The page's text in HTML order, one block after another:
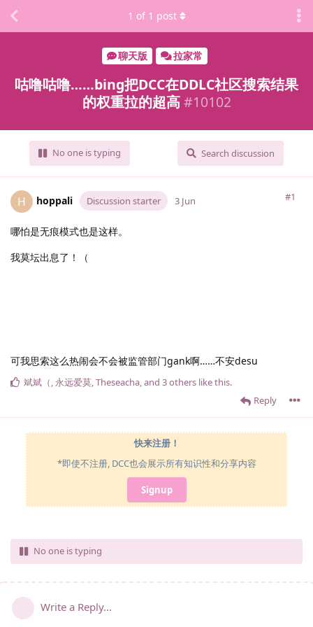
聊天版 拉家常
咕噜咕噜……bing把DCC在DDLC社区搜索结果
的权重拉的超高 #10102
No one is typing Search discussion
1 of 1 post
H hoppali Discussion starter #1
3 Jun
哪怕是无痕模式也是这样。
我莫坛出息了！（
可我思索这么热闹会不会被监管部门gank啊……不安desu
Reply
斌斌（,永远爱莫,Theseacha, and 3others like this.
快来注册！
*即使不注册, DCC也会展示所有知识性和分享内容
Signup
No one is typing
Write a Reply...